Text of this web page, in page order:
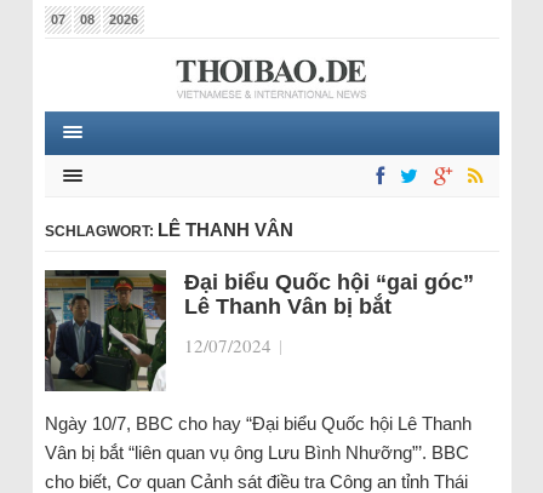
07 08 2026
SCHLAGWORT: LÊ THANH VÂN
Đại biểu Quốc hội “gai góc”
Lê Thanh Vân bị bắt
12/07/2024 |
Ngày 10/7, BBC cho hay “Đại biểu Quốc hội Lê Thanh
Vân bị bắt “liên quan vụ ông Lưu Bình Nhưỡng”’. BBC
cho biết, Cơ quan Cảnh sát điều tra Công an tỉnh Thái